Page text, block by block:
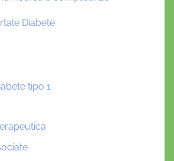
Diabete
tipo 1